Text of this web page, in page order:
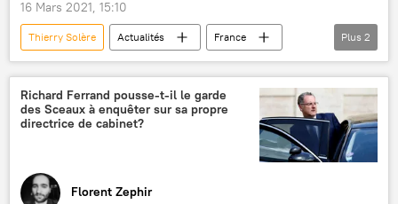
Marine Le Pen
Thierry Mariani
Christian Estrosi
Christian Jacob
Rassemblement national (RN)
France
16 Mars 2021, 15:10
Thierry Solère Actualités
France
Emmanuel Macron
détournement de fonds
Plus 2
Richard Ferrand pousse-t-il le garde
des Sceaux à enquêter sur sa propre
directrice de cabinet?
Florent Zephir